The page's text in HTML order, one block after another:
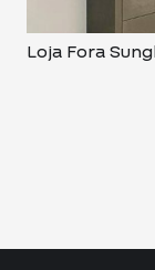
Loja Fora